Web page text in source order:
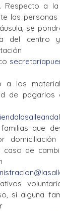
Respecto a
las
se
del centro
a los
de
que
caso de
si alguna